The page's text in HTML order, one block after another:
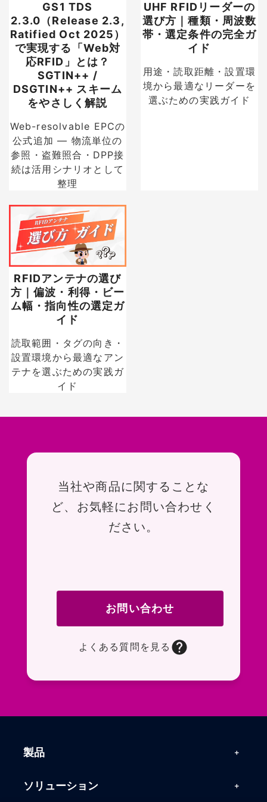
GS1 TDS
2.3.0（Release 2.3,
Ratified Oct 2025）
で実現する「Web対
応RFID」とは？
SGTIN++ /
DSGTIN++ スキーム
をやさしく解説
Web-resolvable EPCの
公式追加 — 物流単位の
参照・盗難照合・DPP接
続は活用シナリオとして
整理
UHF RFIDリーダーの
選び方｜種類・周波数
帯・選定条件の完全ガ
イド
用途・読取距離・設置環
境から最適なリーダーを
選ぶための実践ガイド
RFIDアンテナの選び
方｜偏波・利得・ビー
ム幅・指向性の選定ガ
イド
読取範囲・タグの向き・
設置環境から最適なアン
テナを選ぶための実践ガ
イド
お問い合わせ
当社や商品に関することな
ど、お気軽にお問い合わせく
ださい。
お問い合わせ
よくある質問を見る
製品
製品一覧
ソリューション